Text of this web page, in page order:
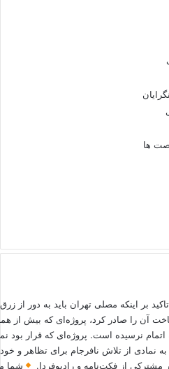
بر اینکه مصلی تهران باید به دور از
آن را صادر کرد، پروژه‌ای که بیش از
نرسیده است. پروژه‌ای که قرار بود
به نمادی از تلاش نافرجام برای تظاهر و
مشترکی از فکت‌نامه و رادیوفردا.
شما